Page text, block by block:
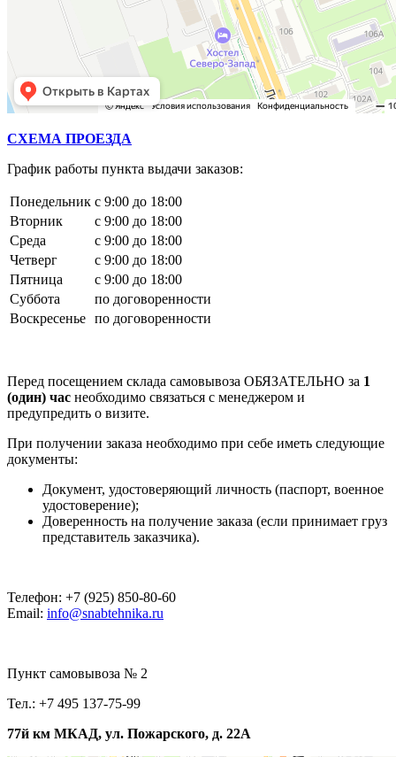
СХЕМА ПРОЕЗДА
График работы пункта выдачи заказов:
Понедельник с 9:00 до 18:00
Вторник
с 9:00 до 18:00
Среда
с 9:00 до 18:00
Четверг
с 9:00 до 18:00
Пятница
с 9:00 до 18:00
Суббота
по договоренности
Воскресенье по договоренности
Перед посещением склада самовывоза ОБЯЗАТЕЛЬНО за 1
(один) час необходимо связаться с менеджером и
предупредить о визите.
При получении заказа необходимо при себе иметь следующие
документы:
Документ, удостоверяющий личность (паспорт, военное
удостоверение);
Доверенность на получение заказа (если принимает груз
представитель заказчика).
Телефон: +7 (925) 850-80-60
Email: info@snabtehnika.ru
Пункт самовывоза № 2
Тел.: +7 495 137-75-99
77й км МКАД, ул. Пожарского, д. 22А